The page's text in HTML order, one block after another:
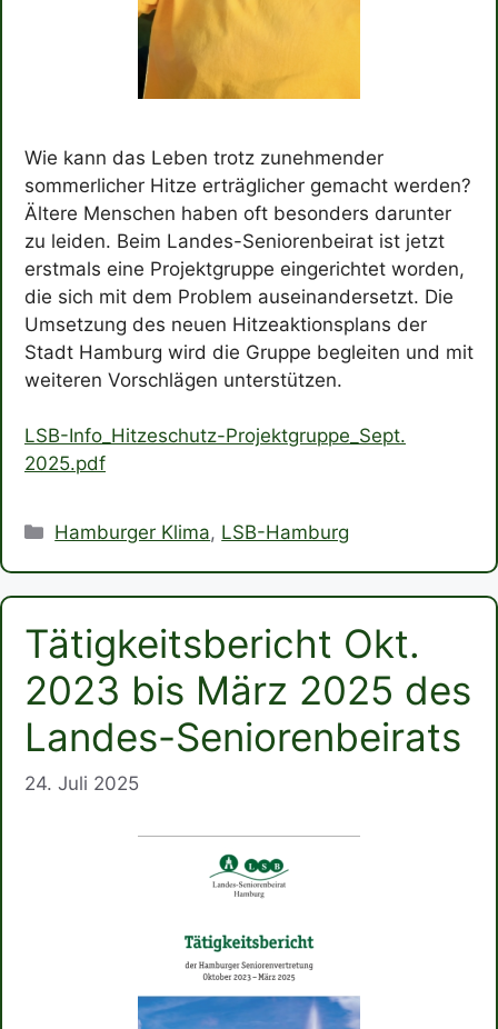
Wie kann das Leben trotz zunehmender
sommerlicher Hitze erträglicher gemacht werden?
Ältere Menschen haben oft besonders darunter
zu leiden. Beim Landes-Seniorenbeirat ist jetzt
erstmals eine Projektgruppe eingerichtet worden,
die sich mit dem Problem auseinandersetzt. Die
Umsetzung des neuen Hitzeaktionsplans der
Stadt Hamburg wird die Gruppe begleiten und mit
weiteren Vorschlägen unterstützen.
LSB-Info_Hitzeschutz-Projektgruppe_Sept.
2025.pdf
Kategorien
Hamburger Klima, LSB-Hamburg
Tätigkeitsbericht Okt.
2023 bis März 2025 des
Landes-Seniorenbeirats
24. Juli 2025